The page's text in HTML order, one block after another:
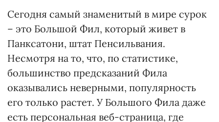
Сегодня самый знаменитый в мире сурок
– это Большой Фил, который живет в
Панксатони, штат Пенсильвания.
Несмотря на то, что, по статистике,
большинство предсказаний Фила
оказывались неверными, популярность
его только растет. У Большого Фила даже
есть персональная веб-страница, где